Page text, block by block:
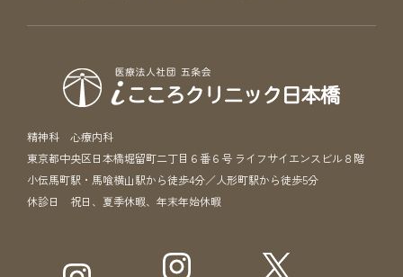
精神科 心療内科
東京都中央区日本橋堀留町二丁目６番６号 ライフサイエンスビル８階
小伝馬町駅・馬喰横山駅から徒歩4分／人形町駅から徒歩5分
休診日 祝日、夏季休暇、年末年始休暇